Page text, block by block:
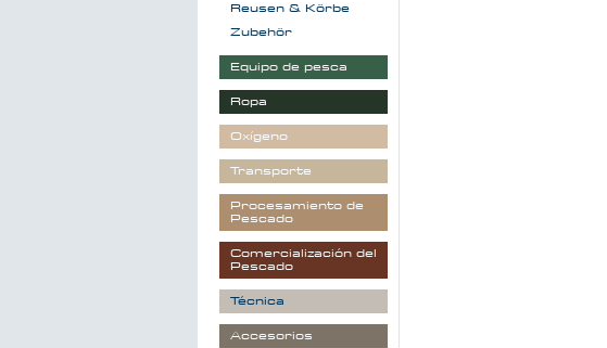
Reusen & Körbe
Zubehör
Equipo de pesca
Ropa
Oxígeno
Transporte
Procesamiento de
Pescado
Comercialización del
Pescado
Técnica
Accesorios